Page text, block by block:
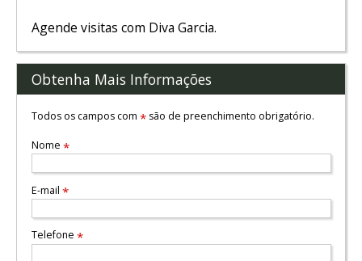
Agende visitas com Diva Garcia.
Obtenha Mais Informações
Todos os campos com *são de preenchimento obrigatório.
Nome *
E-mail *
Telefone *